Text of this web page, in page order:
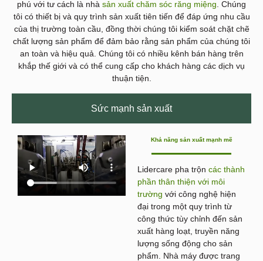
phú với tư cách là nhà sản xuất chăm sóc răng miệng. Chúng
tôi có thiết bị và quy trình sản xuất tiên tiến để đáp ứng nhu cầu
của thị trường toàn cầu, đồng thời chúng tôi kiểm soát chặt chẽ
chất lượng sản phẩm để đảm bảo rằng sản phẩm của chúng tôi
an toàn và hiệu quả. Chúng tôi có nhiều kênh bán hàng trên
khắp thế giới và có thể cung cấp cho khách hàng các dịch vụ
thuận tiện.
Sức mạnh sản xuất
Khả năng sản xuất mạnh mẽ
Lidercare pha trộn các thành
phần thân thiện với môi
trường với công nghệ hiện
đại trong một quy trình từ
công thức tùy chỉnh đến sản
xuất hàng loạt, truyền năng
lượng sống động cho sản
phẩm. Nhà máy được trang